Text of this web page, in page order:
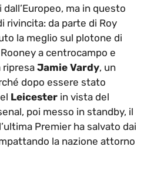
ma in questo
rivincita: da parte di Roy
la meglio sul plotone di
a centrocampo e
ripresa Jamie Vardy, un
dopo essere stato
Leicester in vista del
poi messo in standby, il
Premier ha salvato dai
la nazione attorno